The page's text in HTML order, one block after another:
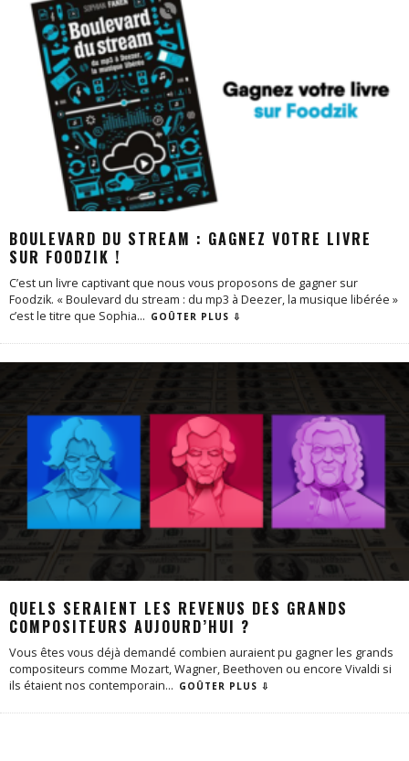
BOULEVARD DU STREAM : GAGNEZ VOTRE LIVRE
SUR FOODZIK !
C’est un livre captivant que nous vous proposons de gagner sur
Foodzik. « Boulevard du stream : du mp3 à Deezer, la musique libérée »
c’est le titre que Sophia... GOÛTER PLUS ⇩
QUELS SERAIENT LES REVENUS DES GRANDS
COMPOSITEURS AUJOURD’HUI ?
Vous êtes vous déjà demandé combien auraient pu gagner les grands
compositeurs comme Mozart, Wagner, Beethoven ou encore Vivaldi si
ils étaient nos contemporain... GOÛTER PLUS ⇩